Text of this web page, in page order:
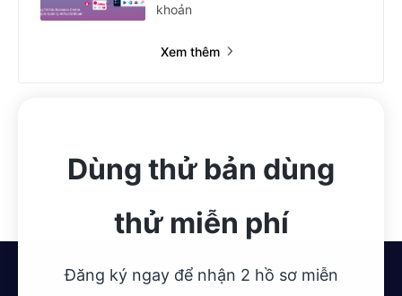
khoản
Xem thêm
Dùng thử bản dùng
thử miễn phí
Đăng ký ngay để nhận 2 hồ sơ miễn